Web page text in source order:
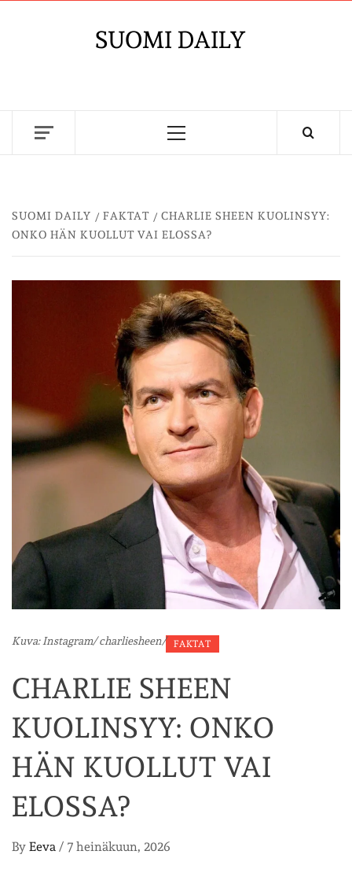
SUOMI DAILY
Primary
SUOMI DAILY FAKTAT
CHARLIE SHEEN KUOLINSYY:
ONKO HÄN KUOLLUT VAI ELOSSA?
Kuva: Instagram/ charliesheen/ FAKTAT
CHARLIE SHEEN
KUOLINSYY: ONKO
HÄN KUOLLUT VAI
ELOSSA?
By Eeva / 7 heinäkuun, 2026